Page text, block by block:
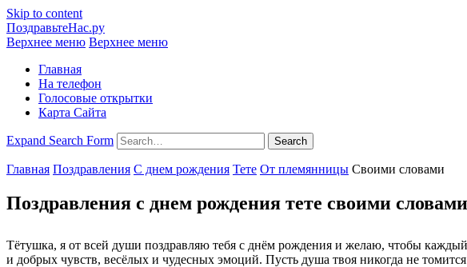
Skip to content
ПоздравьтеНас.ру
Верхнее меню Верхнее меню
Главная
На телефон
Голосовые открытки
Карта Сайта
Expand Search Form Search
Главная Поздравления С днем рождения Тете От племянницы Своими словами
Поздравления с днем рождения тете своими
Тётушка, я от всей души поздравляю тебя с днём рождения и желаю, чтобы
и добрых чувств, весёлых и чудесных эмоций. Пусть душа твоя никогда не